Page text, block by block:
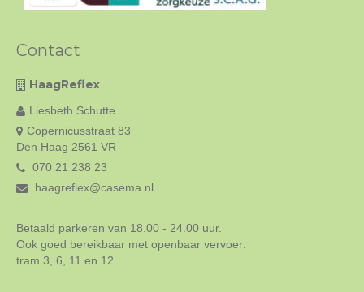
Contact
HaagReflex
Liesbeth Schutte
Copernicusstraat 83
Den Haag 2561 VR
070 21 238 23
haagreflex@casema.nl
Betaald parkeren van 18.00 - 24.00 uur.
Ook goed bereikbaar met openbaar vervoer:
tram 3, 6, 11 en 12